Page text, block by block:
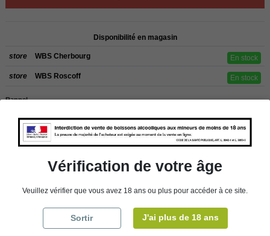
Disponibilité en magasin
store WBS Cherbourg En stock
store WBS Roscoff En stock
Rappel
clients de l’étranger, retrait sur place dans nos magasins de ROSCOFF ou
CHERBOURG.
Détails du produit
France
Vérification de votre âge
Veuillez vérifier que vous avez 18 ans ou plus pour accéder à ce site.
Sortir J'ai plus de 18 ans